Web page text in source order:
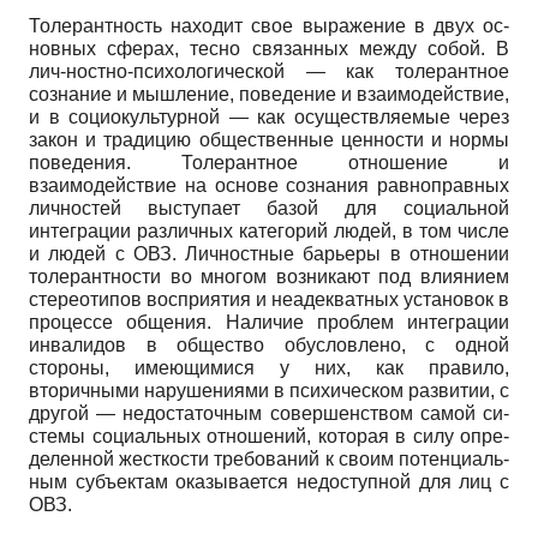
Толерантность находит свое выражение в двух ос­
новных сферах, тесно связанных между собой. В
лич-ностно-психологической — как толерантное
сознание и мышление, поведение и взаимодействие,
и в социо­культурной — как осуществляемые через
закон и тра­дицию общественные ценности и нормы
поведения. Толерантное отношение и
взаимодействие на основе сознания равноправных
личностей выступает базой для социальной
интеграции различных категорий людей, в том числе
и людей с ОВЗ. Личностные барь­еры в отношении
толерантности во многом возника­ют под влиянием
стереотипов восприятия и неадек­ватных установок в
процессе общения. Наличие про­блем интеграции
инвалидов в общество обусловлено, с одной
стороны, имеющимися у них, как правило,
вторичными нарушениями в психическом развитии, с
другой — недостаточным совершенством самой си­
стемы социальных отношений, которая в силу опре­
деленной жесткости требований к своим потенциаль­
ным субъектам оказывается недоступной для лиц с
ОВЗ.